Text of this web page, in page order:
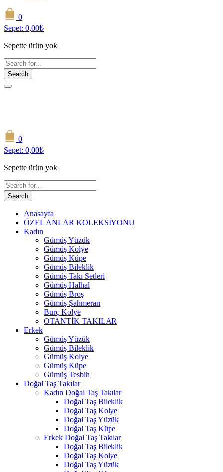
0
Sepet: 0,00₺
Sepette ürün yok
Search
0
Sepet: 0,00₺
Sepette ürün yok
Search
Anasayfa
ÖZEL ANLAR KOLEKSİYONU
Kadın
Gümüş Yüzük
Gümüş Kolye
Gümüş Küpe
Gümüş Bileklik
Gümüş Takı Setleri
Gümüş Halhal
Gümüş Broş
Gümüş Şahmeran
Burç Kolye
OTANTİK TAKILAR
Erkek
Gümüş Yüzük
Gümüş Bileklik
Gümüş Kolye
Gümüş Küpe
Gümüş Tesbih
Doğal Taş Takılar
Kadın Doğal Taş Takılar
Doğal Taş Bileklik
Doğal Taş Kolye
Doğal Taş Yüzük
Doğal Taş Küpe
Erkek Doğal Taş Takılar
Doğal Taş Bileklik
Doğal Taş Kolye
Doğal Taş Yüzük